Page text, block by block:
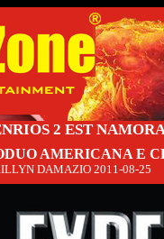
2 EST
AMERICANA E
DAMAZIO 2011-08-25